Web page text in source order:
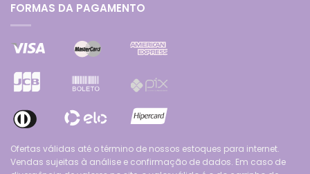
FORMAS DA PAGAMENTO
Ofertas válidas até o término de nossos estoques para internet.
Vendas sujeitas à análise e confirmação de dados. Em caso de